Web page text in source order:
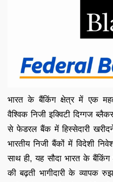
भारत के बैंकिंग क्षेत्र में एक
वैश्विक निजी इक्विटी दिग्गज
से फेडरल बैंक में हिस्सेदारी
भारतीय निजी बैंकों में विदेशी
साथ ही, यह सौदा भारत के बैंकिंग
की बढ़ती भागीदारी के व्यापक